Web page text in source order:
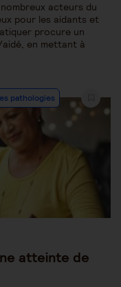
acteurs du
pour les aidants et
procure un
en mettant à
pathologies
atteinte de